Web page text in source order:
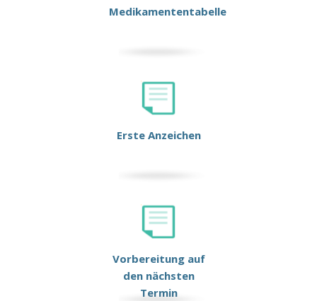
Medikamententabelle
Erste Anzeichen
Vorbereitung auf
den nächsten
Termin